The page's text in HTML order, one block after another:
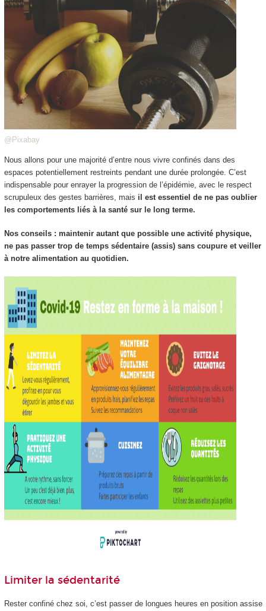
@Pixabay
Nous allons pour une majorité d’entre nous vivre confinés dans des
espaces potentiellement restreints pendant une durée prolongée. C’est
indispensable pour enrayer la progression de l’épidémie, avec le respect
scrupuleux des gestes barrières, mais il est essentiel de ne pas oublier
les comportements liés à la santé sur le long terme.
Nos conseils : maintenir autant que possible une activité physique,
ne pas passer trop de temps sédentaire (assis) sans coupure et veiller
à notre alimentation au quotidien.
Limiter la sédentarité
Rester confiné chez soi, c’est passer de longues heures en position assise